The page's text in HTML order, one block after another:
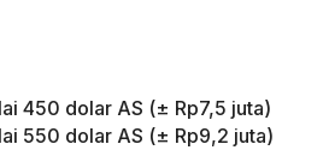
450 dolar AS (± Rp7,5 juta)
550 dolar AS (± Rp9,2 juta)